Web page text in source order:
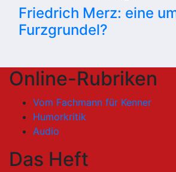
Friedrich Merz: eine
Furzgrundel?
Online-Rubriken
Vom Fachmann für Kenner
Humorkritik
Audio
Das Heft